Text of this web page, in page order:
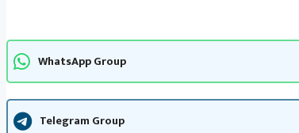
WhatsApp Group
Telegram Group